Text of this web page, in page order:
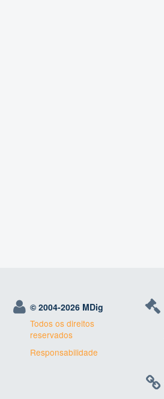
© 2004-2026 MDig
Todos os direitos
reservados
Responsabilidade